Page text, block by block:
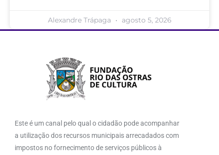
Alexandre Trápaga agosto 5, 2026
Este é um canal pelo qual o cidadão pode acompanhar
a utilização dos recursos municipais arrecadados com
impostos no fornecimento de serviços públicos à